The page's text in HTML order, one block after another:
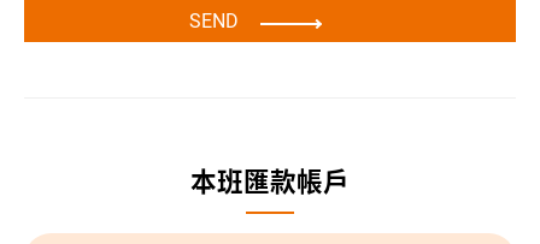
SEND
本班匯款帳戶